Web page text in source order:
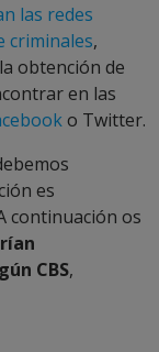
las redes
criminales,
obtención de
en las
o Twitter.
es
continuación os
CBS,